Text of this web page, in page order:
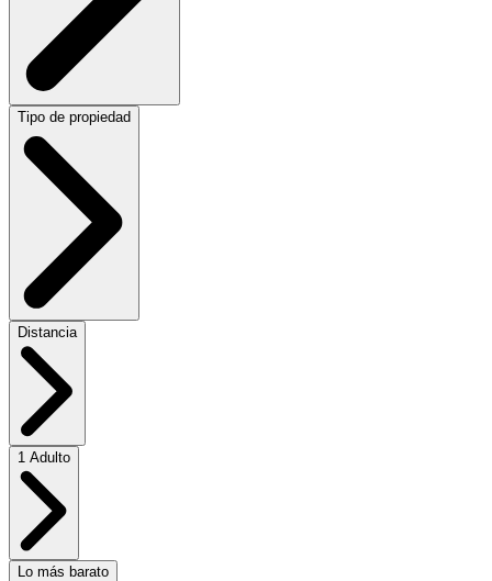
Tipo de propiedad
Distancia
1 Adulto
Lo más barato